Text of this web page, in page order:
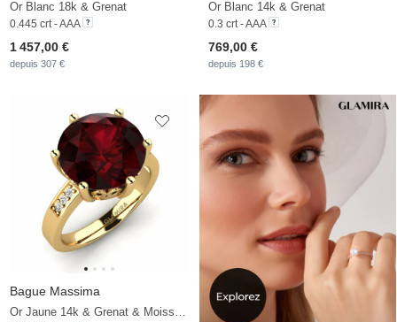
Or Blanc 18k & Grenat
0.445 crt - AAA
1 457,00 €
depuis 307 €
Or Blanc 14k & Grenat
0.3 crt - AAA
769,00 €
depuis 198 €
Bague Massima
Or Jaune 14k & Grenat & Moissanite